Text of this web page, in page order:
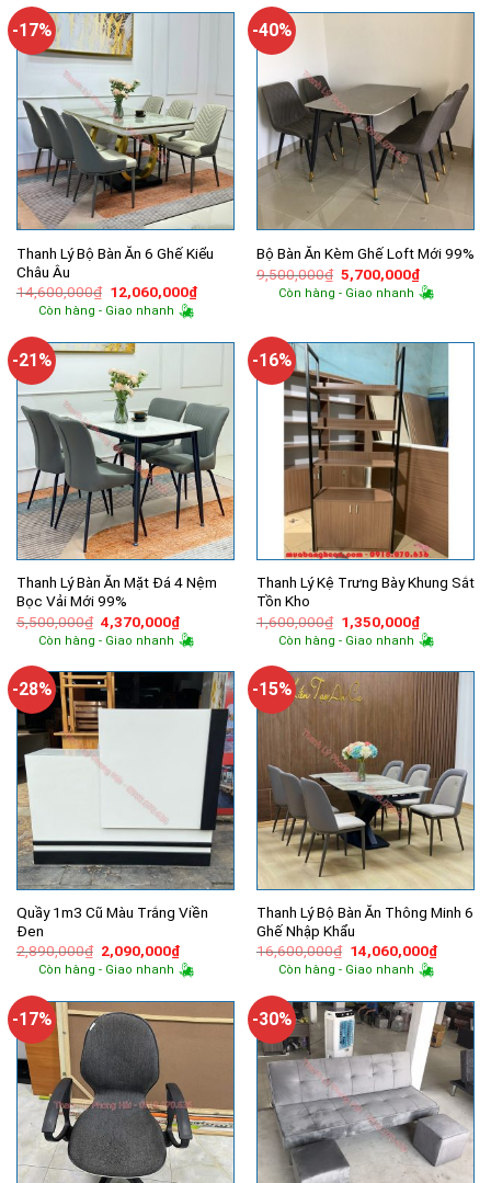
9,100,000₫.
-17%
Thanh Lý Bộ Bàn Ăn 6 Ghế Kiểu
Châu Âu
14,600,000₫ Giá
gốc
là:
12,060,000₫Giá
hiện
12,060,000₫.
Còn hàng - Giao nhanh
-40%
Bộ Bàn Ăn Kèm Ghế Loft Mới 99%
9,500,000₫ Giá
gốc
là:
5,700,000₫Giá
hiện
tại
Còn hàng - Giao nhanh
-21%
Thanh Lý Bàn Ăn Mặt Đá 4 Nệm
Bọc Vải Mới 99%
5,500,000₫ Giá
gốc
là:
4,370,000₫Giá
hiện
tại
4,370,000₫.
Còn hàng - Giao nhanh
-16%
Thanh Lý Kệ Trưng Bày Khung Sắt
Tồn Kho
1,600,000₫ Giá
gốc
là:
1,350,000₫Giá
hiện
tại
Còn hàng - Giao nhanh
-28%
Quầy 1m3 Cũ Màu Trắng Viền
Đen
2,890,000₫ Giá
gốc
là:
2,090,000₫Giá
hiện
tại
2,090,000₫.
Còn hàng - Giao nhanh
-15%
Thanh Lý Bộ Bàn Ăn Thông Minh 6
Ghế Nhập Khẩu
16,600,000₫ Giá
gốc
là:
14,060,000₫Giá
hiện
Còn hàng - Giao nhanh
-17% -30%